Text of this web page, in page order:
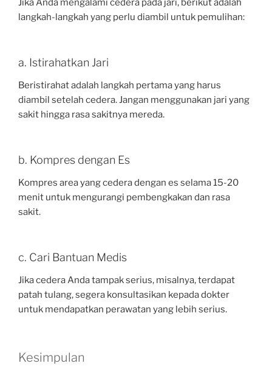
Jika Anda mengalami cedera pada jari, berikut adalah
langkah-langkah yang perlu diambil untuk pemulihan:
a. Istirahatkan Jari
Beristirahat adalah langkah pertama yang harus
diambil setelah cedera. Jangan menggunakan jari yang
sakit hingga rasa sakitnya mereda.
b. Kompres dengan Es
Kompres area yang cedera dengan es selama 15-20
menit untuk mengurangi pembengkakan dan rasa
sakit.
c. Cari Bantuan Medis
Jika cedera Anda tampak serius, misalnya, terdapat
patah tulang, segera konsultasikan kepada dokter
untuk mendapatkan perawatan yang lebih serius.
Kesimpulan